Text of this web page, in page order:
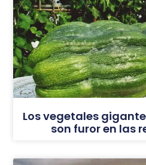
Los vegetales
son furor en las